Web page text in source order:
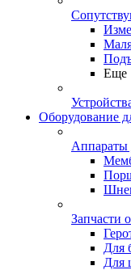
Еще
Оборудование
Аппараты
Запчасти
Для
Для